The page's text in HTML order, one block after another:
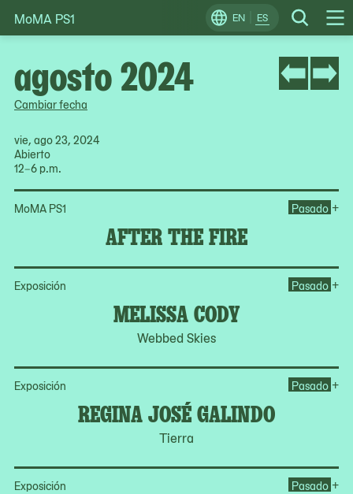
Skip
to
EN ES Search
Change
Locale
MoMA PS1
Cambiar fecha
vie, ago 23, 2024
Abierto
12–6 p.m.
MoMA PS1
AFTER THE FIRE
Pasado +
Exposición
MELISSA CODY
Webbed Skies
Pasado +
Exposición
REGINA JOSÉ GALINDO
Tierra
Pasado +
Exposición Pasado +
agosto 2024